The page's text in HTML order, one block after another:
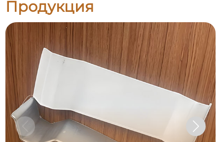
Продукция